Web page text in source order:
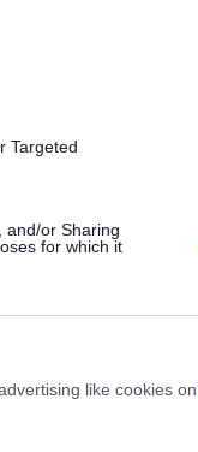
Targeted
and/or Sharing
for which it
like cookies on